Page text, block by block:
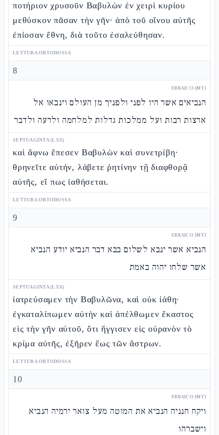
ποτήριον χρυσοῦν Βαβυλὼν ἐν χειρὶ κυρίου
μεθύσκον πᾶσαν τὴν γῆν· ἀπὸ τοῦ οἴνου αὐτῆς
ἐπίοσαν ἔθνη, διὰ τοῦτο ἐσαλεύθησαν.
LETTURA ORTODOSSA
8
EBRAICO (MT)
הנביאים אשר היו לפני ולפניך מן העולם וינבאו אל
ארצות רבות ועל ממלכות גדלות למלחמה ולרעה ולדבר
SEPTUAGINTA (LXX)
καὶ ἄφνω ἔπεσεν Βαβυλὼν καὶ συνετρίβη·
θρηνεῖτε αὐτήν, λάβετε ῥητίνην τῇ διαφθορᾷ
αὐτῆς, εἴ πως ἰαθήσεται.
LETTURA ORTODOSSA
9
EBRAICO (MT)
הנביא אשר ינבא לשלום בבא דבר הנביא יודע הנביא
אשר שלחו יהוה באמת
SEPTUAGINTA (LXX)
ἰατρεύσαμεν τὴν Βαβυλῶνα, καὶ οὐκ ἰάθη·
ἐγκαταλίπωμεν αὐτὴν καὶ ἀπέλθωμεν ἕκαστος
εἰς τὴν γῆν αὐτοῦ, ὅτι ἤγγισεν εἰς οὐρανὸν τὸ
κρίμα αὐτῆς, ἐξῆρεν ἕως τῶν ἄστρων.
LETTURA ORTODOSSA
10
EBRAICO (MT)
ויקח חנניה הנביא את המוטה מעל צואר ירמיה הנביא
וישברהו